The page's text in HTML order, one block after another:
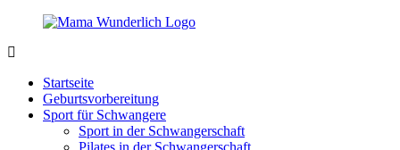
Zurück
Inhalt
sein
wunderbar!
Startseite
Geburtsvorbereitung
Sport für Schwangere
Sport in der Schwangerschaft
Pilates in der Schwangerschaft